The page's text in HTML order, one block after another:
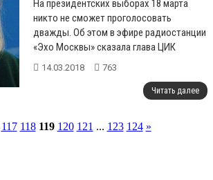
На президентских выборах 18 марта
никто не сможет проголосовать
дважды. Об этом в эфире радиостанции
«Эхо Москвы» сказала глава ЦИК
России Элла Памфилова, комментируя
14.03.2018 763
Читать далее
117 118 119 120 121 ... 123 124 »